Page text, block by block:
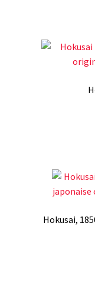
Hokusai,